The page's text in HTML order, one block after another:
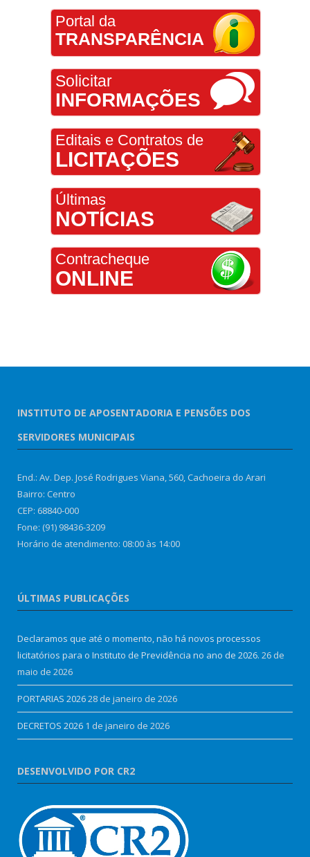
Portal da
TRANSPARÊNCIA
Solicitar
INFORMAÇÕES
Editais e Contratos de
LICITAÇÕES
Últimas
NOTÍCIAS
Contracheque
ONLINE
INSTITUTO DE APOSENTADORIA E PENSÕES DOS
SERVIDORES MUNICIPAIS
End.: Av. Dep. José Rodrigues Viana, 560, Cachoeira do Arari
Bairro: Centro
CEP: 68840-000
Fone: (91) 98436-3209
Horário de atendimento: 08:00 às 14:00
ÚLTIMAS PUBLICAÇÕES
Declaramos que até o momento, não há novos processos
licitatórios para o Instituto de Previdência no ano de 2026. 26 de
maio de 2026
PORTARIAS 202628 de janeiro de 2026
DECRETOS 2026 1 de janeiro de 2026
DESENVOLVIDO POR CR2